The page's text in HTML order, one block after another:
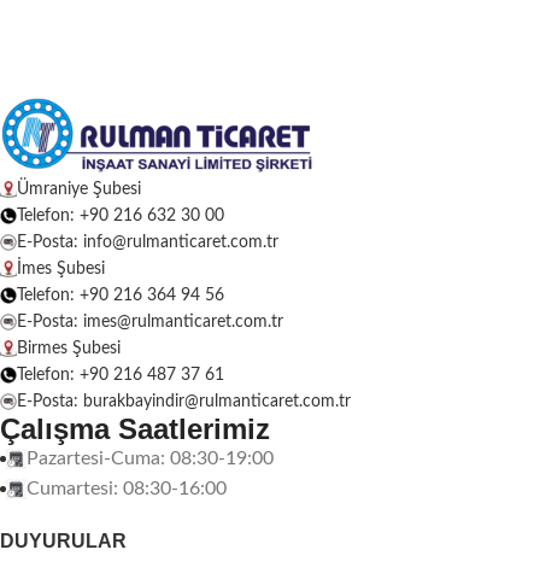
Ümraniye Şubesi
Telefon: +90 216 632 30 00
E-Posta: info@rulmanticaret.com.tr
İmes Şubesi
Telefon: +90 216 364 94 56
E-Posta: imes@rulmanticaret.com.tr
Birmes Şubesi
Telefon: +90 216 487 37 61
E-Posta: burakbayindir@rulmanticaret.com.tr
Çalışma Saatlerimiz
Pazartesi-Cuma: 08:30-19:00
Cumartesi: 08:30-16:00
DUYURULAR